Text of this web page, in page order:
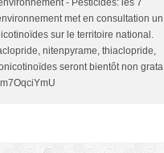
- Pesticides: les 7
met en consultation un
sur le territoire national.
nitenpyrame, thiaclopride,
seront bientôt non grata